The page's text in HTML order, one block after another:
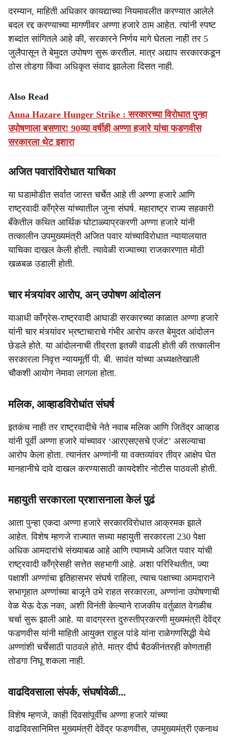
दरम्यान, माहिती अधिकार कायद्याच्या नियमावलीत करण्यात आलेले
बदल रद्द करण्याच्या मागणीवर अण्णा हजारे ठाम आहेत. त्यांनी स्पष्ट
शब्दांत सांगितले आहे की, सरकारने निर्णय मागे घेतला नाही तर 5
जुलैपासून ते बेमुदत उपोषण सुरू करतील. मात्र अद्याप सरकारकडून
ठोस तोडगा किंवा अधिकृत संवाद झालेला दिसत नाही.
Also Read
Anna Hazare Hunger Strike : सरकारच्या विरोधात पुन्हा
उपोषणाला बसणार! 90व्या वर्षीही अण्णा हजारे यांचा फडणवीस
सरकारला थेट इशारा
अजित पवारांविरोधात याचिका
या घडामोडीत सर्वात जास्त चर्चेत आहे ती अण्णा हजारे आणि
राष्ट्रवादी काँग्रेस यांच्यातील जुना संघर्ष. महाराष्ट्र राज्य सहकारी
बँकेतील कथित आर्थिक घोटाळ्याप्रकरणी अण्णा हजारे यांनी
तत्कालीन उपमुख्यमंत्री अजित पवार यांच्याविरोधात न्यायालयात
याचिका दाखल केली होती. त्यावेळी राज्याच्या राजकारणात मोठी
खळबळ उडाली होती.
चार मंत्र्यांवर आरोप, अन् उपोषण आंदोलन
याआधी काँग्रेस-राष्ट्रवादी आघाडी सरकारच्या काळात अण्णा हजारे
यांनी चार मंत्र्यांवर भ्रष्टाचाराचे गंभीर आरोप करत बेमुदत आंदोलन
छेडले होते. या आंदोलनाची तीव्रता इतकी वाढली होती की तत्कालीन
सरकारला निवृत्त न्यायमूर्ती पी. बी. सावंत यांच्या अध्यक्षतेखाली
चौकशी आयोग नेमावा लागला होता.
मलिक, आव्हाडविरोधांत संघर्ष
इतकंच नाही तर राष्ट्रवादीचे नेते नवाब मलिक आणि जितेंद्र आव्हाड
यांनी पूर्वी अण्णा हजारे यांच्यावर ‘आरएसएसचे एजंट’ असल्याचा
आरोप केला होता. त्यानंतर अण्णांनी या वक्तव्यांवर तीव्र आक्षेप घेत
मानहानीचे दावे दाखल करण्यासाठी कायदेशीर नोटीस पाठवली होती.
महायुती सरकारला प्रशासनाला केलं पुढं
आता पुन्हा एकदा अण्णा हजारे सरकारविरोधात आक्रमक झाले
आहेत. विशेष म्हणजे राज्यात सध्या महायुती सरकारला 230 पेक्षा
अधिक आमदारांचे संख्याबळ आहे आणि त्यामध्ये अजित पवार यांची
राष्ट्रवादी काँग्रेसही सत्तेत सहभागी आहे. अशा परिस्थितीत, ज्या
पक्षाशी अण्णांचा इतिहासभर संघर्ष राहिला, त्याच पक्षाच्या आमदाराने
सभागृहात अण्णांच्या बाजूने उभे राहत सरकारला, अण्णांना उपोषणाची
वेळ येऊ देऊ नका, अशी विनंती केल्याने राजकीय वर्तुळात वेगळीच
चर्चा सुरू झाली आहे. या वादग्रस्त दुरुस्तीप्रकरणी मुख्यमंत्री देवेंद्र
फडणवीस यांनी माहिती आयुक्त राहुल पांडे यांना राळेगणसिद्धी येथे
अण्णांशी चर्चेसाठी पाठवले होते. मात्र दीर्घ बैठकीनंतरही कोणताही
तोडगा निघू शकला नाही.
वाढदिवसाला संपर्क, संघर्षावेळी...
विशेष म्हणजे, काही दिवसांपूर्वीच अण्णा हजारे यांच्या
वाढदिवसानिमित्त मुख्यमंत्री देवेंद्र फडणवीस, उपमुख्यमंत्री एकनाथ